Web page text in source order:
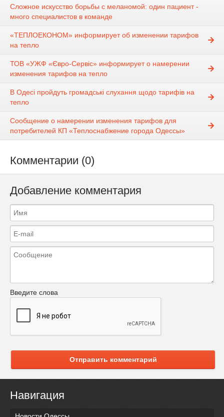
Сложное искусство борьбы с меланомой: один пациент -
много специалистов в команде
«ТЕПЛОЕКОНОМ» информирует об изменении тарифов
на тепло
ТОВ «УЖФ «Євро-Сервіс» информирует о намерении
изменения тарифов на тепло
В Одесі пройдуть громадські слухання щодо тарифів на
тепло
Сообщение о намерении изменения тарифов для
потребителей КП «Теплоснабжение города Одессы»
Комментарии (0)
Добавление комментария
Введите слова
Отправить комментарий
Навигация